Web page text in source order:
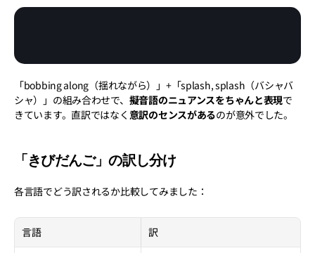
「bobbing along（揺れながら）」+「splash, splash（バシャバ
シャ）」の組み合わせで、 擬音語のニュアンスをちゃんと表現で
きています。直訳ではなく 意訳のセンスがあるのが意外でした。
「きびだんご」の訳し分け
各言語でどう訳されるか比較してみました：
言語 訳